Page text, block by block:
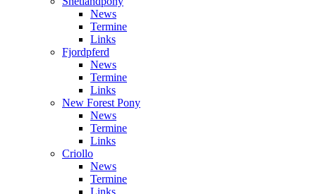
News
Termine
Links
Fjordpferd
News
Termine
Links
New Forest Pony
News
Termine
Links
Criollo
News
Termine
Links